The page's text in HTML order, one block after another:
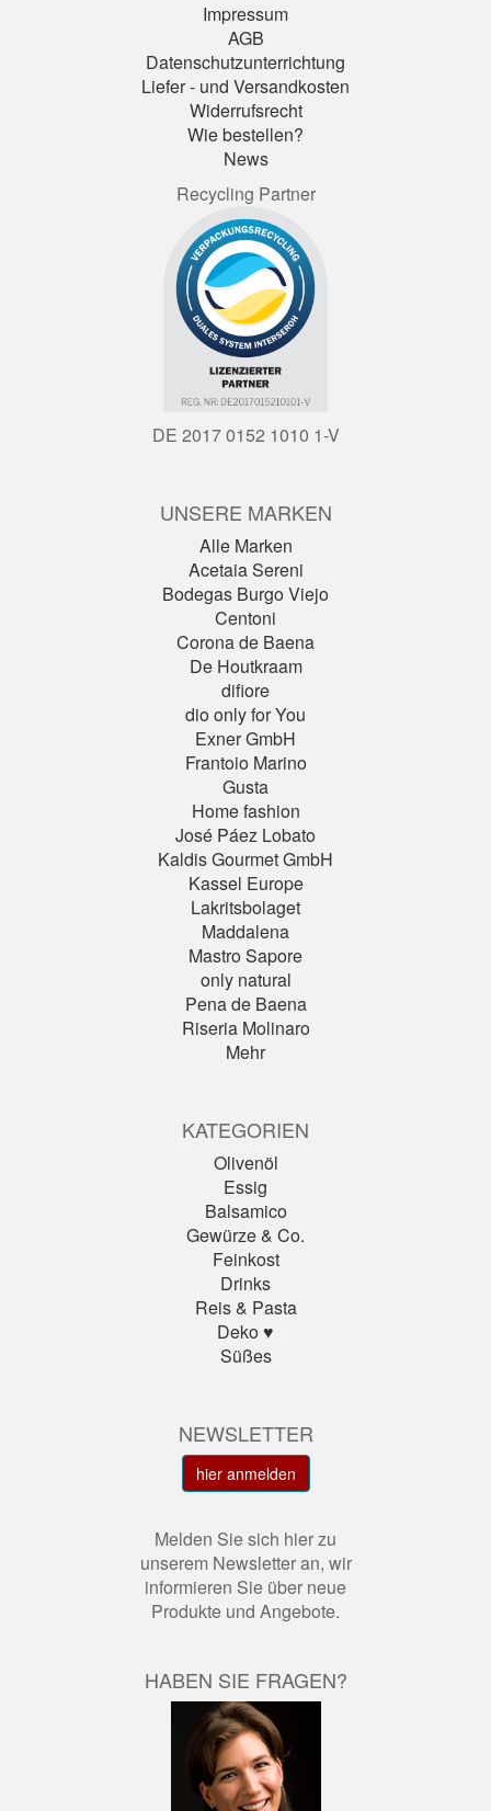
Impressum
AGB
Datenschutzunterrichtung
Liefer - und Versandkosten
Widerrufsrecht
Wie bestellen?
News
Recycling Partner
DE 2017 0152 1010 1-V
UNSERE MARKEN
Alle Marken
Acetaia Sereni
Bodegas Burgo Viejo
Centoni
Corona de Baena
De Houtkraam
difiore
dio only for You
Exner GmbH
Frantoio Marino
Gusta
Home fashion
José Páez Lobato
Kaldis Gourmet GmbH
Kassel Europe
Lakritsbolaget
Maddalena
Mastro Sapore
only natural
Pena de Baena
Riseria Molinaro
Mehr
KATEGORIEN
Olivenöl
Essig
Balsamico
Gewürze & Co.
Feinkost
Drinks
Reis & Pasta
Deko ♥
Süßes
NEWSLETTER
hier anmelden
Melden Sie sich hier zu
unserem Newsletter an, wir
informieren Sie über neue
Produkte und Angebote.
HABEN SIE FRAGEN?